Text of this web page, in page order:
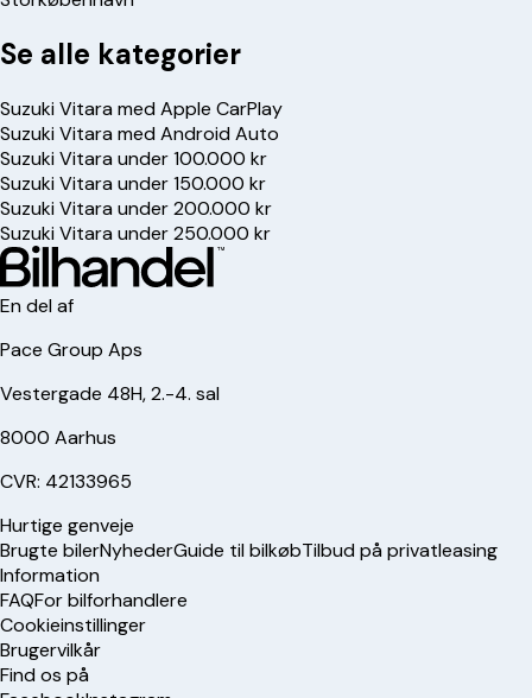
Se alle kategorier
Suzuki Vitara med Apple CarPlay
Suzuki Vitara med Android Auto
Suzuki Vitara under 100.000 kr
Suzuki Vitara under 150.000 kr
Suzuki Vitara under 200.000 kr
Suzuki Vitara under 250.000 kr
En del af
Pace Group Aps
Vestergade 48H, 2.-4. sal
8000 Aarhus
CVR: 42133965
Hurtige genveje
Brugte bilerNyhederGuide til bilkøbTilbud på privatleasing
Information
FAQFor bilforhandlere
Cookieinstillinger
Brugervilkår
Find os på